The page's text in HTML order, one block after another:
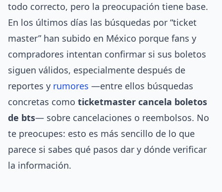
todo correcto, pero la preocupación tiene base.
En los últimos días las búsquedas por “ticket
master” han subido en México porque fans y
compradores intentan confirmar si sus boletos
siguen válidos, especialmente después de
reportes y rumores —entre ellos búsquedas
concretas como ticketmaster cancela boletos
de bts— sobre cancelaciones o reembolsos. No
te preocupes: esto es más sencillo de lo que
parece si sabes qué pasos dar y dónde verificar
la información.